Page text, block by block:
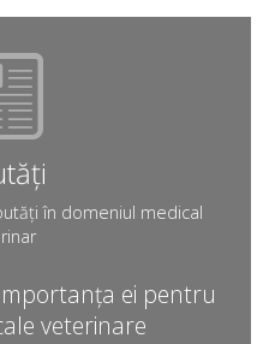
în domeniul medical
ei pentru
veterinare